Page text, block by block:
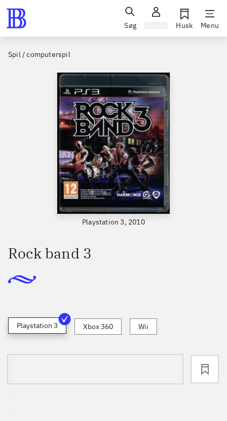
Søg Husk Menu
Spil / computerspil
Playstation 3, 2010
Rock band 3
Playstation 3 Xbox 360 Wii